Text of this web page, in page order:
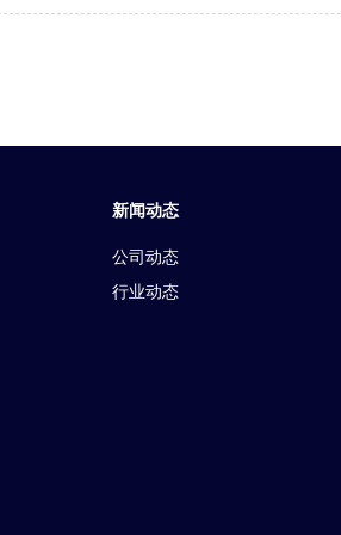
新闻动态
公司动态
行业动态